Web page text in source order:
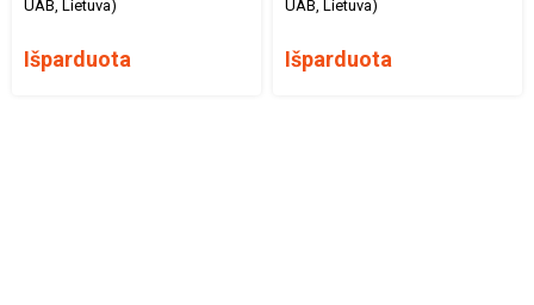
UAB, Lietuva)
Išparduota
UAB, Lietuva)
Išparduota